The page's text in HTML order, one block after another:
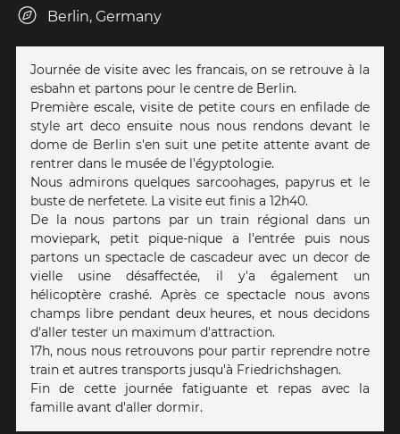
Berlin, Germany
Journée de visite avec les francais, on se retrouve à la
esbahn et partons pour le centre de Berlin.
Première escale, visite de petite cours en enfilade de
style art deco ensuite nous nous rendons devant le
dome de Berlin s'en suit une petite attente avant de
rentrer dans le musée de l'égyptologie.
Nous admirons quelques sarcoohages, papyrus et le
buste de nerfetete. La visite eut finis a 12h40.
De la nous partons par un train régional dans un
moviepark, petit pique-nique a l'entrée puis nous
partons un spectacle de cascadeur avec un decor de
vielle usine désaffectée, il y'a également un
hélicoptère crashé. Après ce spectacle nous avons
champs libre pendant deux heures, et nous decidons
d'aller tester un maximum d'attraction.
17h, nous nous retrouvons pour partir reprendre notre
train et autres transports jusqu'à Friedrichshagen.
Fin de cette journée fatiguante et repas avec la
famille avant d'aller dormir.